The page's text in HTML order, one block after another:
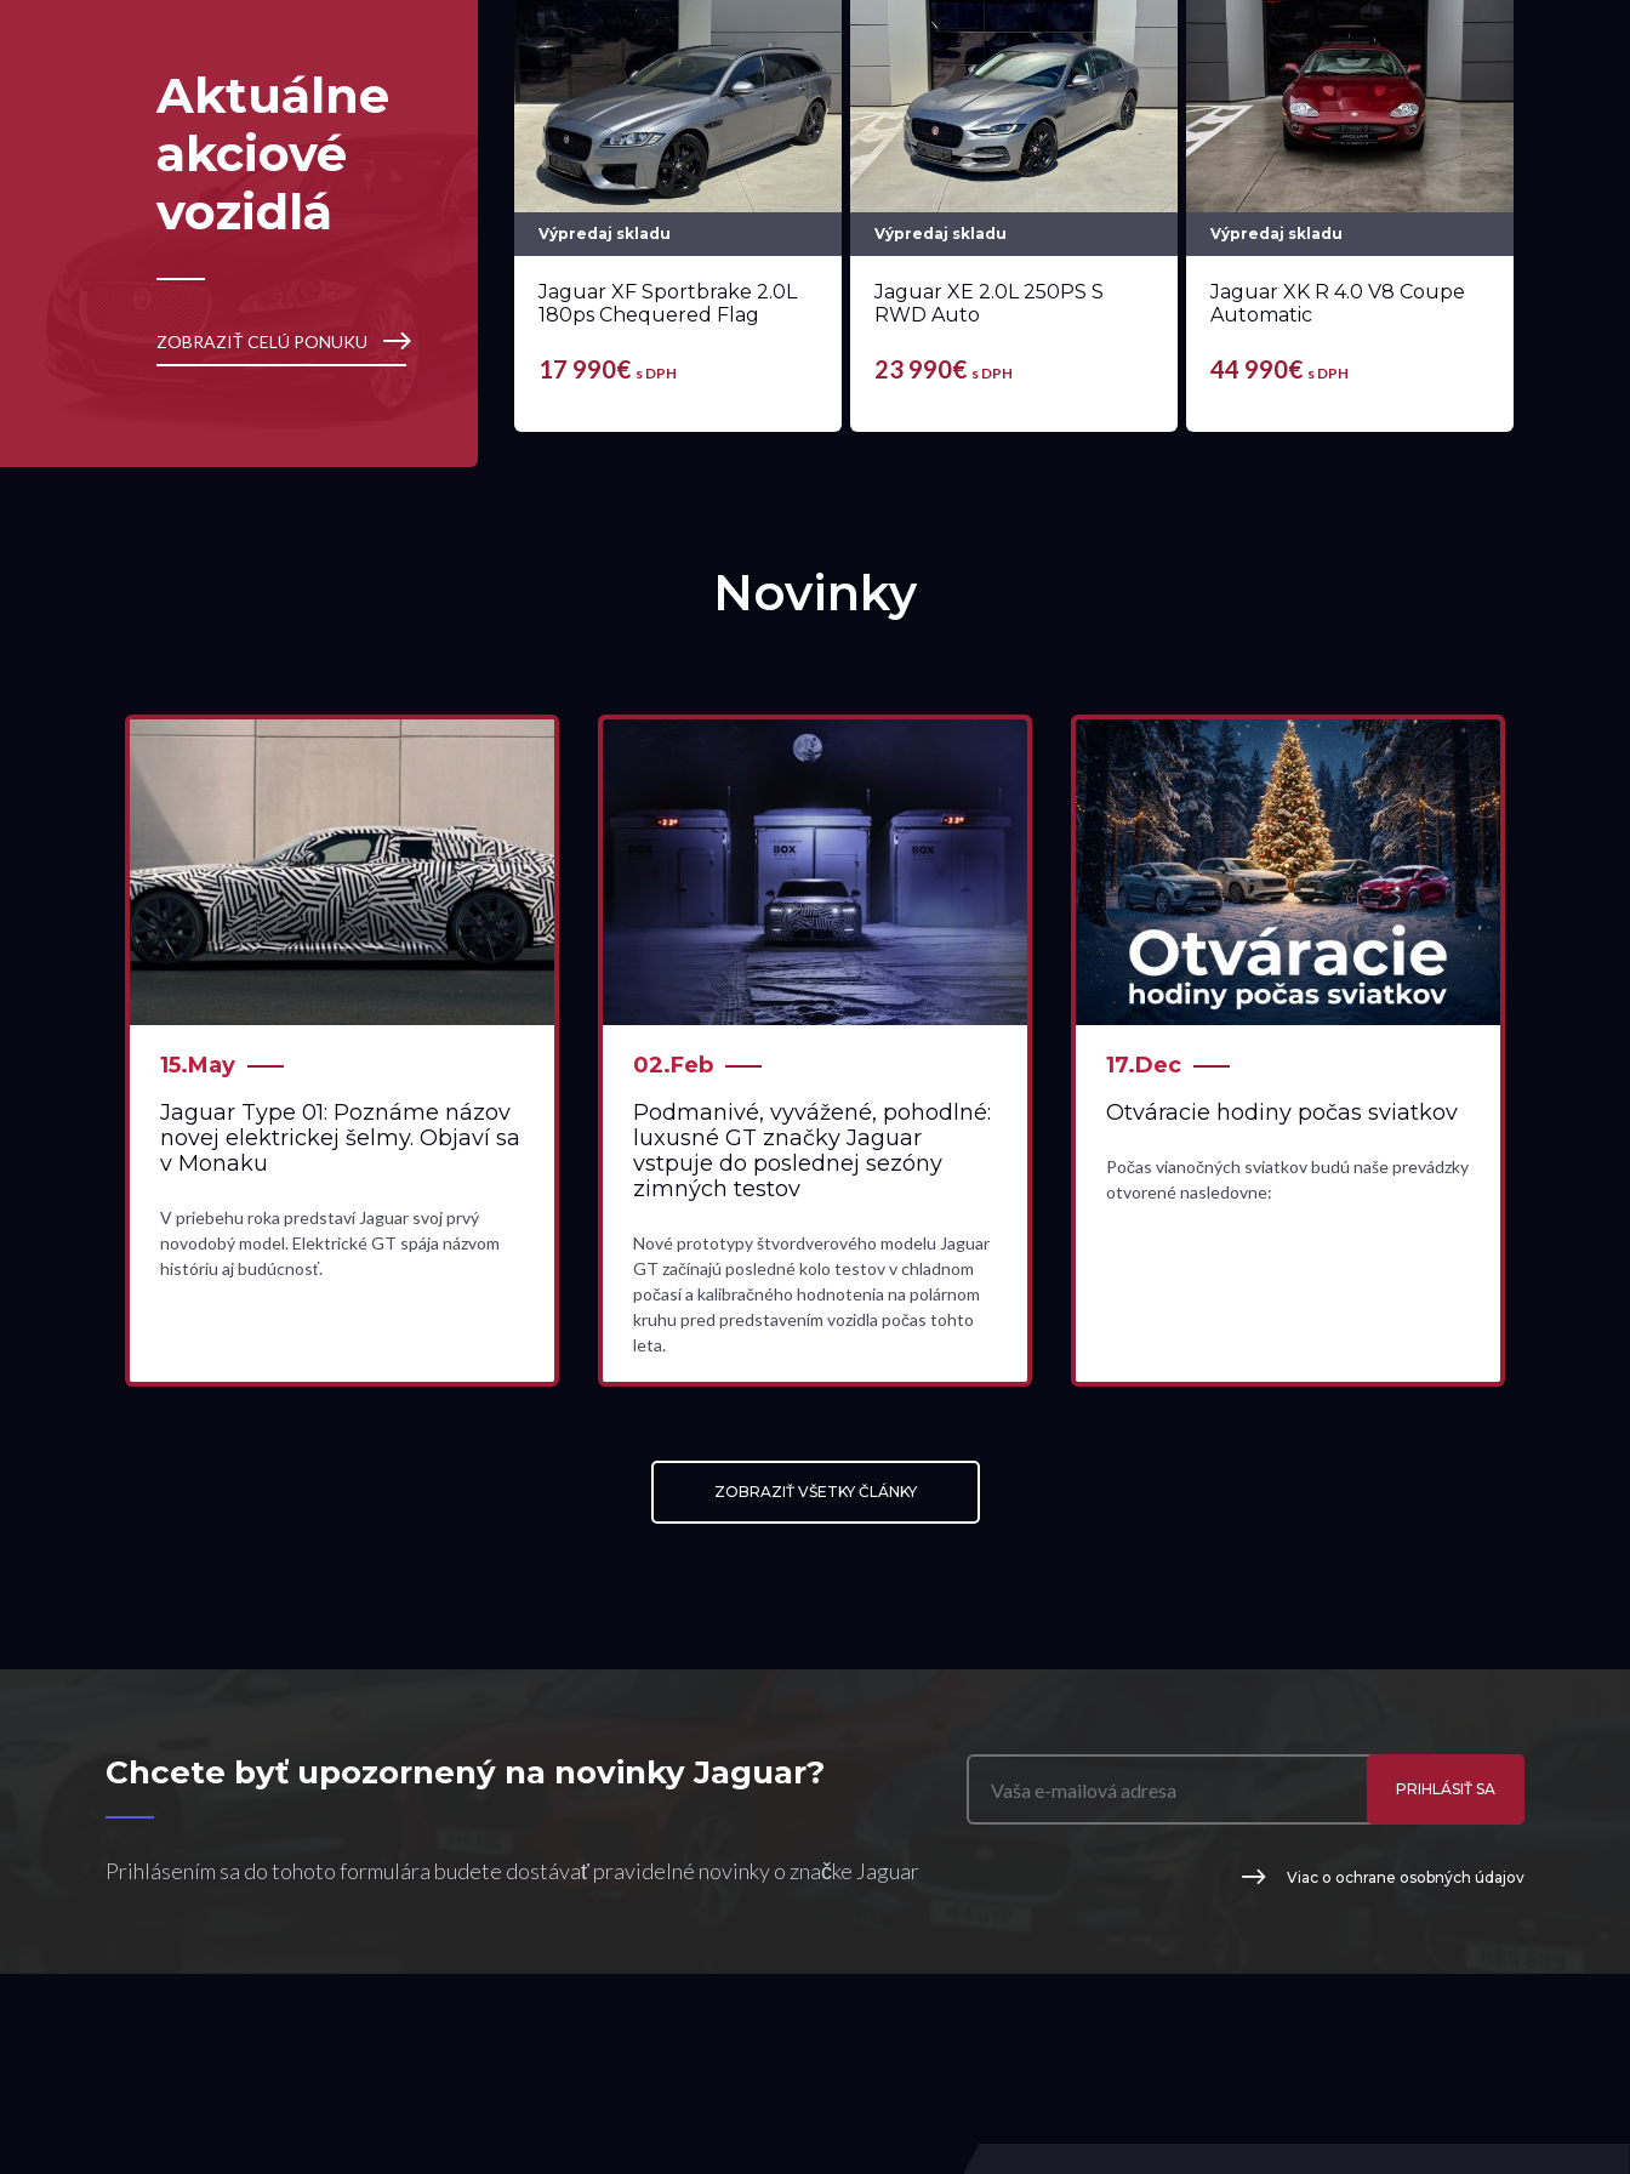
Aktuálne
akciové
vozidlá
ZOBRAZIŤ CELÚ PONUKU
Výpredaj skladu
Jaguar XF Sportbrake 2.0L
180ps Chequered Flag
17 990€ s DPH
Výpredaj skladu
Jaguar XE 2.0L 250PS S
RWD Auto
23 990€ s DPH
Výpredaj skladu
Jaguar XK R 4.0 V8 Coupe
Automatic
44 990€ s DPH
Novinky
15.May
Jaguar Type 01: Poznáme názov
novej elektrickej šelmy. Objaví sa
v Monaku
V priebehu roka predstaví Jaguar svoj prvý
novodobý model. Elektrické GT spája názvom
históriu aj budúcnosť.
02.Feb
Podmanivé, vyvážené, pohodlné:
luxusné GT značky Jaguar
vstpuje do poslednej sezóny
zimných testov
Nové prototypy štvordverového modelu Jaguar
GT začínajú posledné kolo testov v chladnom
počasí a kalibračného hodnotenia na polárnom
kruhu pred predstavením vozidla počas tohto
leta.
17.Dec
Otváracie hodiny počas sviatkov
Počas vianočných sviatkov budú naše prevádzky
otvorené nasledovne:
ZOBRAZIŤ VŠETKY ČLÁNKY
Chcete byť upozornený na novinky Jaguar?
Prihlásením sa do tohoto formulára budete dostávať pravidelné novinky o značke Jaguar
PRIHLÁSIŤ SA
Viac o ochrane osobných údajov